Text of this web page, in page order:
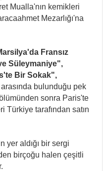
Mualla'nın kemikleri
Mezarlığı'na
Fransız
Süleymaniye",
Bir Sokak",
arasında bulunduğu pek
sonra Paris'te
Türkiye tarafından satın
yer aldığı bir sergi
birçoğu halen çeşitli